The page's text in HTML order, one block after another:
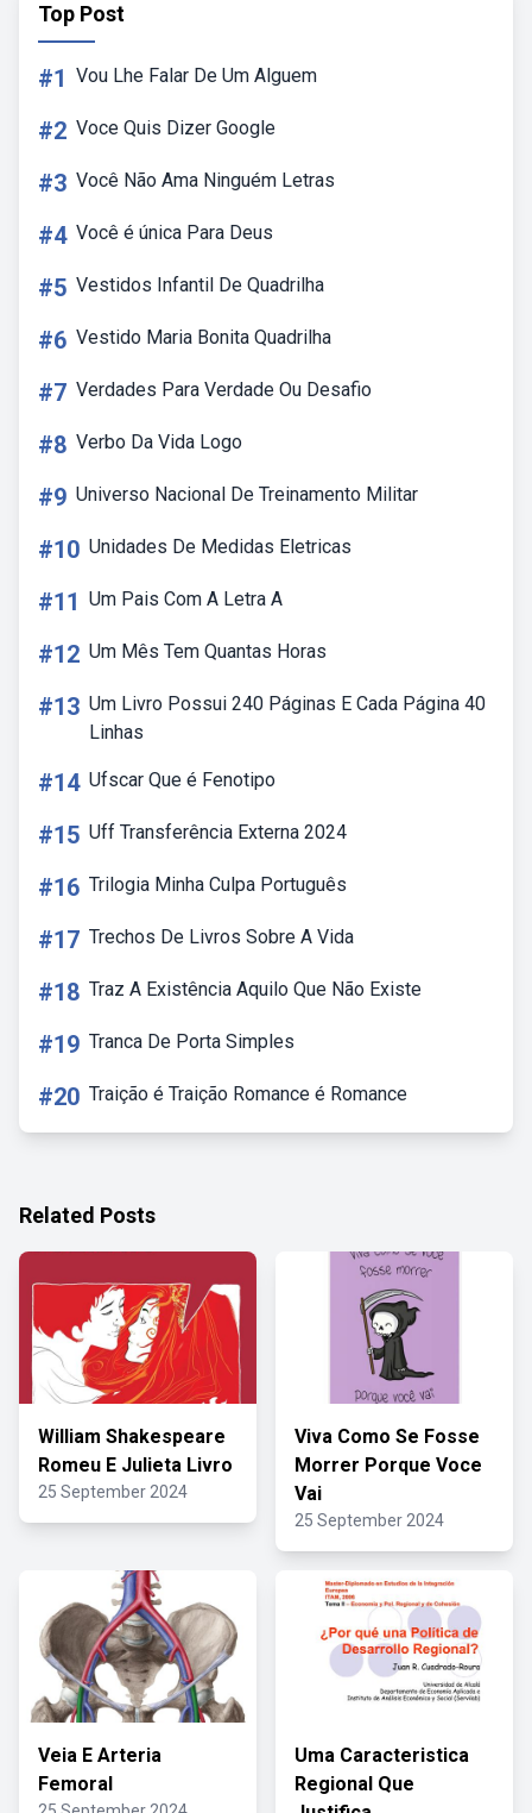
Top Post
#1 Vou Lhe Falar De Um Alguem
#2 Voce Quis Dizer Google
#3 Você Não Ama Ninguém Letras
#4 Você é única Para Deus
#5 Vestidos Infantil De Quadrilha
#6 Vestido Maria Bonita Quadrilha
#7 Verdades Para Verdade Ou Desafio
#8 Verbo Da Vida Logo
#9 Universo Nacional De Treinamento Militar
#10 Unidades De Medidas Eletricas
#11 Um Pais Com A Letra A
#12 Um Mês Tem Quantas Horas
#13 Um Livro Possui 240 Páginas E Cada Página 40
Linhas
#14 Ufscar Que é Fenotipo
#15 Uff Transferência Externa 2024
#16 Trilogia Minha Culpa Português
#17 Trechos De Livros Sobre A Vida
#18 Traz A Existência Aquilo Que Não Existe
#19 Tranca De Porta Simples
#20 Traição é Traição Romance é Romance
Related Posts
William Shakespeare
Romeu E Julieta Livro
25 September 2024
Viva Como Se Fosse
Morrer Porque Voce
Vai
25 September 2024
Veia E Arteria
Femoral
Uma Caracteristica
Regional Que